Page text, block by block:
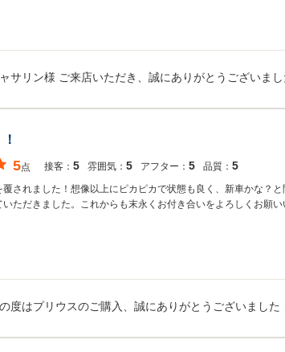
5点 接客： 5 雰囲気： 5 アフター： 5 品質： 5
されました！想像以上にピカピカで状態も良く、新車かな？
ただきました。これからも末永くお付き合いをよろしくお願い